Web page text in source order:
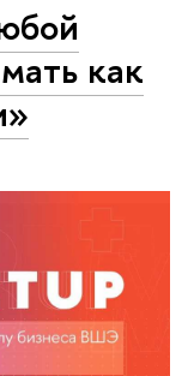
как